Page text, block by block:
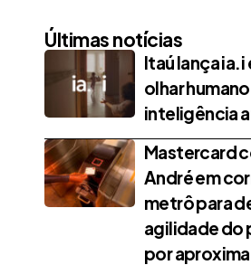
Últimas notícias
Itaú lança
olhar
inteligência
Mastercard
André em
metrô para
agilidade do
por